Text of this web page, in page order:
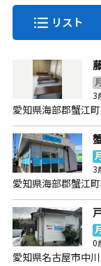
リスト
3
愛知県海部郡蟹江
3
愛知県海部郡蟹江
0
愛知県名古屋市中